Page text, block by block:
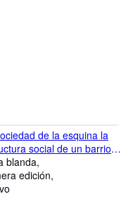
de la esquina la
social de un barrio
italiano
blanda
edición